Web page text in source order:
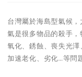
台灣屬於海島型氣候
氣是很多物品的殺手，
氧化、銹蝕、喪失光澤
加速老化、劣化…等問